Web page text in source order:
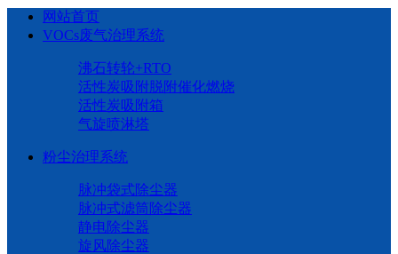
网站首页
VOCs废气治理系统
沸石转轮+RTO
活性炭吸附脱附催化燃烧
活性炭吸附箱
气旋喷淋塔
粉尘治理系统
脉冲袋式除尘器
脉冲式滤筒除尘器
静电除尘器
旋风除尘器